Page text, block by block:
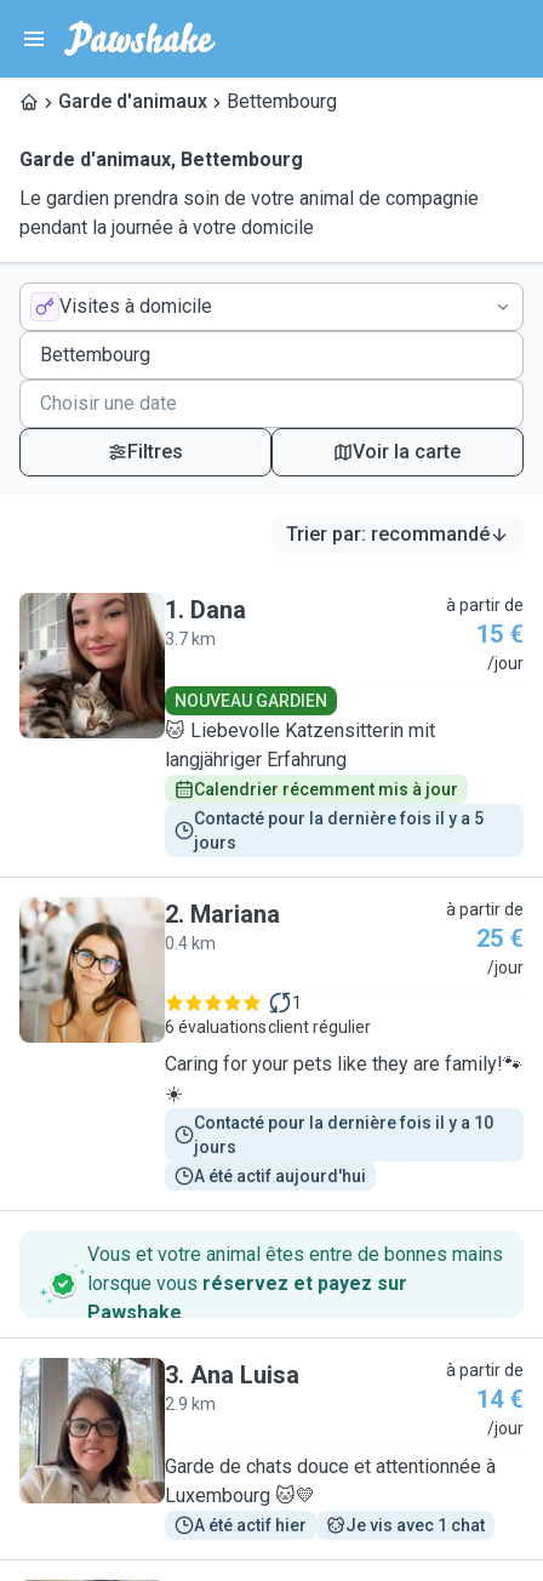
Garde d'animaux Bettembourg
Garde d'animaux, Bettembourg
Le gardien prendra soin de votre animal de compagnie
pendant la journée à votre domicile
Visites à domicile
Filtres Voir la carte
Trier par: recommandé
D
1. Dana
3.7 km
à partir de
15 €
/jour
NOUVEAU GARDIEN
🐱 Liebevolle Katzensitterin mit
langjähriger Erfahrung
Calendrier récemment mis à jour
Contacté pour la dernière fois il y a 5
jours
M
2. Mariana
0.4 km
à partir de
25 €
/jour
6 évaluations
1
client régulier
Caring for your pets like they are family!🐾
☀️
Contacté pour la dernière fois il y a 10
jours
A été actif aujourd'hui
Vous et votre animal êtes entre de bonnes mains
lorsque vous réservez et payez sur
Pawshake.
A
3. Ana Luisa
2.9 km
à partir de
14 €
/jour
Garde de chats douce et attentionnée à
Luxembourg 🐱💛
A été actif hier Je vis avec 1 chat